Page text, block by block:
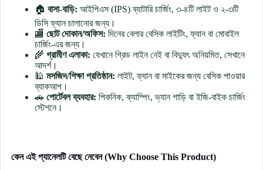
🏠 বাসা-বাড়ি: আইপিএস (IPS) ব্যাটারি চার্জিং, ৩-৪টি লাইট ও ২-৩টি
ডিসি ফ্যান চালানোর জন্য।
🏬 ছোট দোকান/অফিস: দিনের বেলার বেসিক লাইটিং, ফ্যান বা মোবাইল
চার্জিং-এর জন্য।
🌾 গ্রামীণ এলাকা: যেখানে গ্রিড লাইন নেই বা বিদ্যুৎ অনিয়মিত, সেখানে
আদর্শ।
🕌 মসজিদ/শিক্ষা প্রতিষ্ঠান: লাইট, ফ্যান বা মাইকের জন্য বেসিক পাওয়ার
ব্যাকআপ।
🚗 পোর্টেবল ব্যবহার: পিকনিক, ক্যাম্পিং, ভ্যান গাড়ি বা ইজি-বাইক চার্জিং
স্টেশনে।
কেন এই প্যানেলটি বেছে নেবেন (Why Choose This Product)